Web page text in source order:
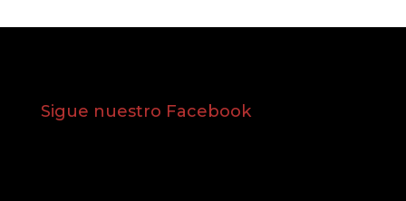
Sigue nuestro Facebook